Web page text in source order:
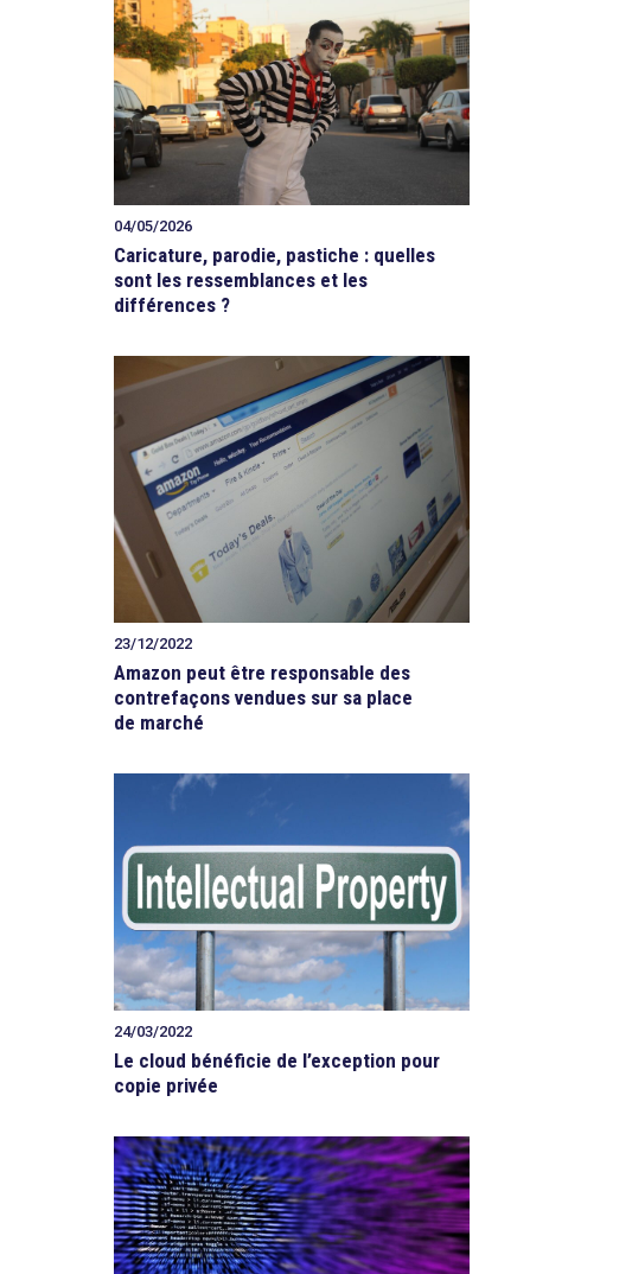
04/05/2026
Caricature, parodie, pastiche : quelles
sont les ressemblances et les
différences ?
23/12/2022
Amazon peut être responsable des
contrefaçons vendues sur sa place
de marché
24/03/2022
Le cloud bénéficie de l’exception pour
copie privée